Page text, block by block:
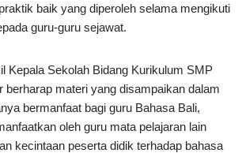
baik yang diperoleh selama mengikuti
guru-guru sejawat.
Kepala Sekolah Bidang Kurikulum SMP
berharap materi yang disampaikan dalam
bermanfaat bagi guru Bahasa Bali,
oleh guru mata pelajaran lain
kecintaan peserta didik terhadap bahasa